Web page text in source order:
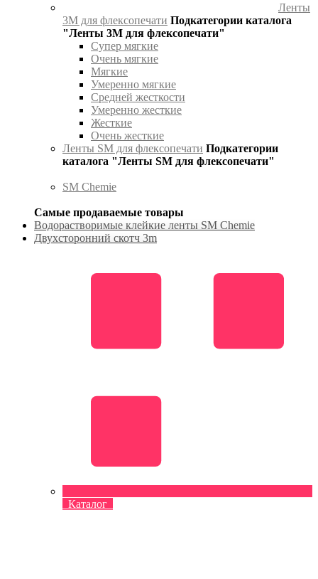
Ленты
3М для флексопечати Подкатегории каталога
"Ленты 3М для флексопечати"
Супер мягкие
Очень мягкие
Мягкие
Умеренно мягкие
Средней жесткости
Умеренно жесткие
Жесткие
Очень жесткие
Ленты SM для флексопечати Подкатегории
каталога "Ленты SM для флексопечати"
SM Chemie
Самые продаваемые товары
Водорастворимые клейкие ленты SM Chemie
Двухсторонний скотч 3m
Каталог